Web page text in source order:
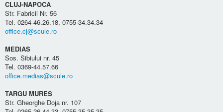
CLUJ-NAPOCA
Str. Fabricii Nr. 56
Tel. 0264-46.26.18, 0755-34.34.34
office.cj@scule.ro
MEDIAS
Sos. Sibiului nr. 45
Tel. 0369-44.57.66
office.medias@scule.ro
TARGU MURES
Str. Gheorghe Doja nr. 107